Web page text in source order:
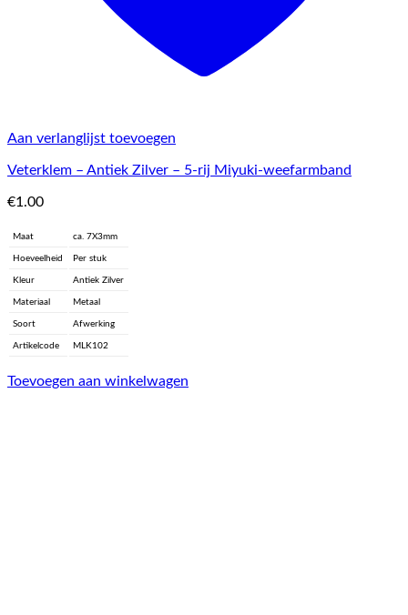
Aan verlanglijst toevoegen
Veterklem – Antiek Zilver – 5-rij Miyuki-weefarmband
€1.00
Maat ca. 7X3mm
Hoeveelheid Per stuk
Kleur Antiek Zilver
Materiaal Metaal
Soort Afwerking
Artikelcode MLK102
Toevoegen aan winkelwagen